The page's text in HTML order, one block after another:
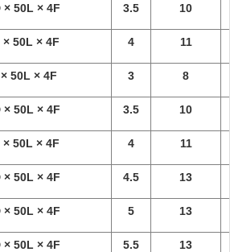
× 50L × 4F 3.5 10
× 50L × 4F 4 11
50L × 4F 3 8
× 50L × 4F 3.5 10
× 50L × 4F 4 11
× 50L × 4F 4.5 13
× 50L × 4F 5 13
× 50L × 4F 5.5 13